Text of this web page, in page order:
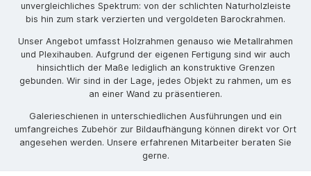
unvergleichliches Spektrum: von der schlichten Naturholzleiste
bis hin zum stark verzierten und vergoldeten Barockrahmen.
Unser Angebot umfasst Holzrahmen genauso wie Metallrahmen
und Plexihauben. Aufgrund der eigenen Fertigung sind wir auch
hinsichtlich der Maße lediglich an konstruktive Grenzen
gebunden. Wir sind in der Lage, jedes Objekt zu rahmen, um es
an einer Wand zu präsentieren.
Galerieschienen in unterschiedlichen Ausführungen und ein
umfangreiches Zubehör zur Bildaufhängung können direkt vor Ort
angesehen werden. Unsere erfahrenen Mitarbeiter beraten Sie
gerne.